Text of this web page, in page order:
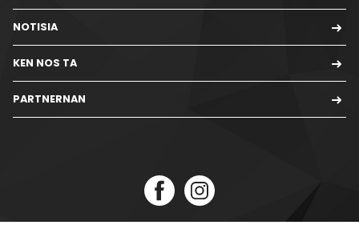
NOTISIA
KEN NOS TA
PARTNERNAN